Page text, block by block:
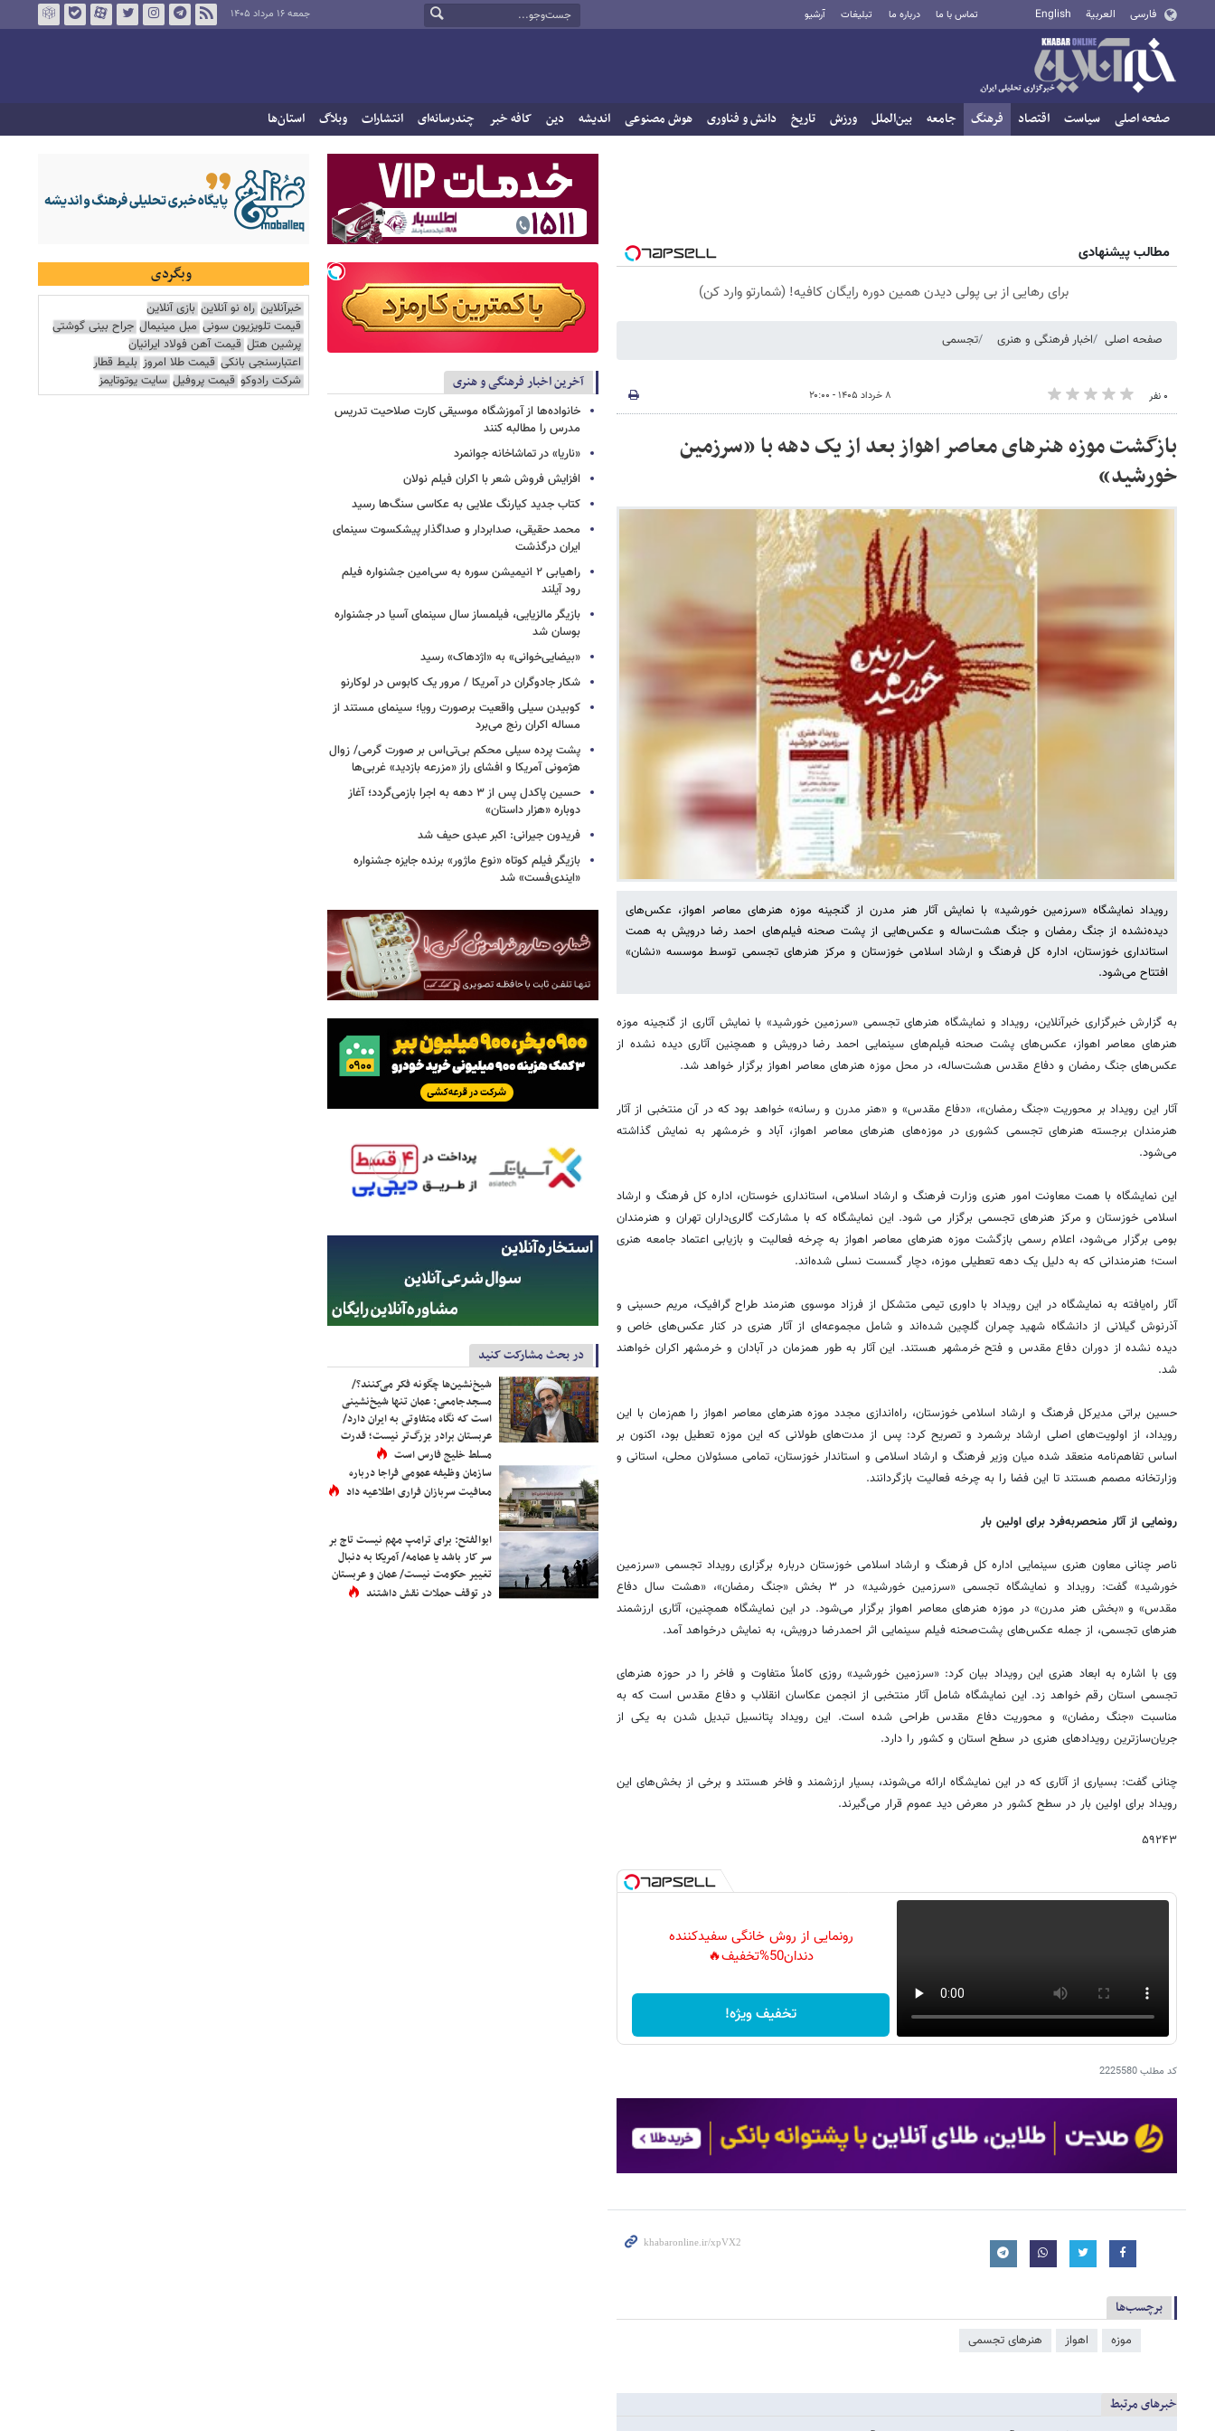
فارسی العربية English تماس با ما درباره ما تبلیغات آرشیو جمعه ۱۶ مرداد ۱۴۰۵
صفحه اصلی سیاست اقتصاد فرهنگ جامعه بین‌الملل ورزش تاریخ دانش و فناوری هوش مصنوعی اندیشه دین کافه خبر چندرسانه‌ای انتشارات وبلاگ استان‌ها
مطالب پیشنهادی
برای رهایی از بی پولی دیدن همین دوره رایگان کافیه! (شمارتو وارد کن)
صفحه اصلی اخبار فرهنگی و هنری تجسمی
۰ نفر ۸ خرداد ۱۴۰۵ - ۲۰:۰۰
بازگشت موزه هنرهای معاصر اهواز بعد از یک دهه با «سرزمین
خورشید»
رویداد نمایشگاه «سرزمین خورشید» با نمایش آثار هنر مدرن از گنجینه موزه هنرهای معاصر اهواز، عکس‌های
دیده‌نشده از جنگ رمضان و جنگ هشت‌ساله و عکس‌هایی از پشت صحنه فیلم‌های احمد رضا درویش به همت
استانداری خوزستان، اداره کل فرهنگ و ارشاد اسلامی خوزستان و مرکز هنرهای تجسمی توسط موسسه «نشان»
افتتاح می‌شود.
به گزارش خبرگزاری خبرآنلاین، رویداد و نمایشگاه هنرهای تجسمی «سرزمین خورشید» با نمایش آثاری از گنجینه موزه
هنرهای معاصر اهواز، عکس‌های پشت صحنه فیلم‌های سینمایی احمد رضا درویش و همچنین آثاری دیده نشده از
عکس‌های جنگ رمضان و دفاع مقدس هشت‌ساله، در محل موزه هنرهای معاصر اهواز برگزار خواهد شد.
آثار این رویداد بر محوریت «جنگ رمضان»، «دفاع مقدس» و «هنر مدرن و رسانه» خواهد بود که در آن منتخبی از آثار
هنرمندان برجسته هنرهای تجسمی کشوری در موزه‌های هنرهای معاصر اهواز، آباد و خرمشهر به نمایش گذاشته
می‌شود.
این نمایشگاه با همت معاونت امور هنری وزارت فرهنگ و ارشاد اسلامی، استانداری خوستان، اداره کل فرهنگ و ارشاد
اسلامی خوزستان و مرکز هنرهای تجسمی برگزار می شود. این نمایشگاه که با مشارکت گالری‌داران تهران و هنرمندان
بومی برگزار می‌شود، اعلام رسمی بازگشت موزه هنرهای معاصر اهواز به چرخه فعالیت و بازیابی اعتماد جامعه هنری
است؛ هنرمندانی که به دلیل یک دهه تعطیلی موزه، دچار گسست نسلی شده‌اند.
آثار راه‌یافته به نمایشگاه در این رویداد با داوری تیمی متشکل از فرزاد موسوی هنرمند طراح گرافیک، مریم حسینی و
آذرنوش گیلانی از دانشگاه شهید چمران گلچین شده‌اند و شامل مجموعه‌ای از آثار هنری در کنار عکس‌های خاص و
دیده نشده از دوران دفاع مقدس و فتح خرمشهر هستند. این آثار به طور همزمان در آبادان و خرمشهر اکران خواهند
شد.
حسین براتی مدیرکل فرهنگ و ارشاد اسلامی خوزستان، راه‌اندازی مجدد موزه هنرهای معاصر اهواز را هم‌زمان با این
رویداد، از اولویت‌های اصلی ارشاد برشمرد و تصریح کرد: پس از مدت‌های طولانی که این موزه تعطیل بود، اکنون بر
اساس تفاهم‌نامه منعقد شده میان وزیر فرهنگ و ارشاد اسلامی و استاندار خوزستان، تمامی مسئولان محلی، استانی و
وزارتخانه مصمم هستند تا این فضا را به چرخه فعالیت بازگردانند.
رونمایی از آثار منحصربه‌فرد برای اولین بار
ناصر چنانی معاون هنری سینمایی اداره کل فرهنگ و ارشاد اسلامی خوزستان درباره برگزاری رویداد تجسمی «سرزمین
خورشید» گفت: رویداد و نمایشگاه تجسمی «سرزمین خورشید» در ۳ بخش «جنگ رمضان»، «هشت سال دفاع
مقدس» و «بخش هنر مدرن» در موزه هنرهای معاصر اهواز برگزار می‌شود. در این نمایشگاه همچنین، آثاری ارزشمند
هنرهای تجسمی، از جمله عکس‌های پشت‌صحنه فیلم سینمایی اثر احمدرضا درویش، به نمایش درخواهد آمد.
وی با اشاره به ابعاد هنری این رویداد بیان کرد: «سرزمین خورشید» روزی کاملاً متفاوت و فاخر را در حوزه هنرهای
تجسمی استان رقم خواهد زد. این نمایشگاه شامل آثار منتخبی از انجمن عکاسان انقلاب و دفاع مقدس است که به
مناسبت «جنگ رمضان» و محوریت دفاع مقدس طراحی شده است. این رویداد پتانسیل تبدیل شدن به یکی از
جریان‌سازترین رویدادهای هنری در سطح استان و کشور را دارد.
چنانی گفت: بسیاری از آثاری که در این نمایشگاه ارائه می‌شوند، بسیار ارزشمند و فاخر هستند و برخی از بخش‌های این
رویداد برای اولین بار در سطح کشور در معرض دید عموم قرار می‌گیرند.
۵۹۲۴۳
رونمایی از روش خانگی سفیدکننده
دندان50%تخفیف🔥
تخفیف ویژه!
کد مطلب2225580
برچسب‌ها
موزه اهواز هنرهای تجسمی
خبرهای مرتبط
آخرین اخبار فرهنگی و هنری
خانواده‌ها از آموزشگاه موسیقی کارت صلاحیت تدریس
مدرس را مطالبه کنند
«ناریا» در تماشاخانه جوانمرد
افزایش فروش شعر با اکران فیلم نولان
کتاب جدید کیارنگ علایی به عکاسی سنگ‌ها رسید
محمد حقیقی، صدابردار و صداگذار پیشکسوت سینمای
ایران درگذشت
راهیابی ۲ انیمیشن سوره به سی‌امین جشنواره فیلم
رود آیلند
بازیگر مالزیایی، فیلمساز سال سینمای آسیا در جشنواره
بوسان شد
«بیضایی‌خوانی» به «اژدهاک» رسید
شکار جادوگران در آمریکا / مرور یک کابوس در لوکارنو
کوبیدن سیلی واقعیت برصورت رویا؛ سینمای مستند از
مساله اکران رنج می‌برد
پشت پرده سیلی محکم بی‌تی‌اس بر صورت گرمی/ زوال
هژمونی آمریکا و افشای راز «مزرعه بازدید» غربی‌ها
حسین پاکدل پس از ۳ دهه به اجرا بازمی‌گردد؛ آغاز
دوباره «هزار داستان»
فریدون جیرانی: اکبر عبدی حیف شد
بازیگر فیلم کوتاه «نوع ماژور» برنده جایزه جشنواره
«ایندی‌فست» شد
در بحث مشارکت کنید
شیخ‌نشین‌ها چگونه فکر می‌کنند؟/
مسجدجامعی: عمان تنها شیخ‌نشینی
است که نگاه متفاوتی به ایران دارد/
عربستان برادر بزرگ‌تر نیست؛ قدرت
مسلط خلیج فارس است
سازمان وظیفه عمومی فراجا درباره
معافیت سربازان فراری اطلاعیه داد
ابوالفتح: برای ترامپ مهم نیست تاج بر
سر کار باشد یا عمامه/ آمریکا به دنبال
تغییر حکومت نیست/ عمان و عربستان
در توقف حملات نقش داشتند
وبگردی
خبرآنلاین راه نو آنلاین بازی آنلاین
قیمت تلویزیون سونی مبل مینیمال جراح بینی گوشتی
پرشین هتل قیمت آهن فولاد ایرانیان
اعتبارسنجی بانکی قیمت طلا امروز بلیط قطار
شرکت رادوکو قیمت پروفیل سایت یوتوتایمز